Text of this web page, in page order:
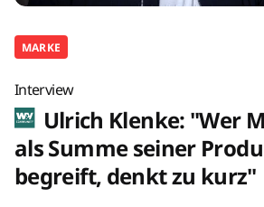
MARKE
Interview
Ulrich Klenke: "Wer
als Summe seiner
begreift, denkt zu kurz"